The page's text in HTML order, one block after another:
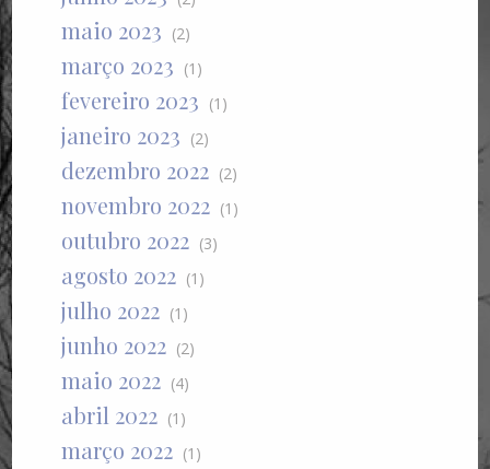
maio 2023 (2)
março 2023 (1)
fevereiro 2023 (1)
janeiro 2023 (2)
dezembro 2022 (2)
novembro 2022 (1)
outubro 2022 (3)
agosto 2022 (1)
julho 2022 (1)
junho 2022 (2)
maio 2022 (4)
abril 2022 (1)
março 2022 (1)